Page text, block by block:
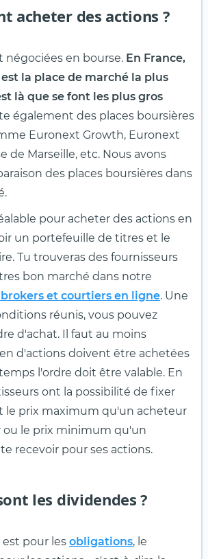
acheter des actions ?
négociées en bourse. En France,
la place de marché la plus
là que se font les plus gros
également des places boursières
Euronext Growth, Euronext
de Marseille, etc. Nous avons
des places boursières dans
pour acheter des actions en
un portefeuille de titres et le
Tu trouveras des fournisseurs
bon marché dans notre
et courtiers en ligne. Une
réunis, vous pouvez
d'achat. Il faut au moins
d'actions doivent être achetées
l'ordre doit être valable. En
ont la possibilité de fixer
le prix maximum qu'un acheteur
ou le prix minimum qu'un
recevoir pour ses actions.
les dividendes ?
pour les obligations, le